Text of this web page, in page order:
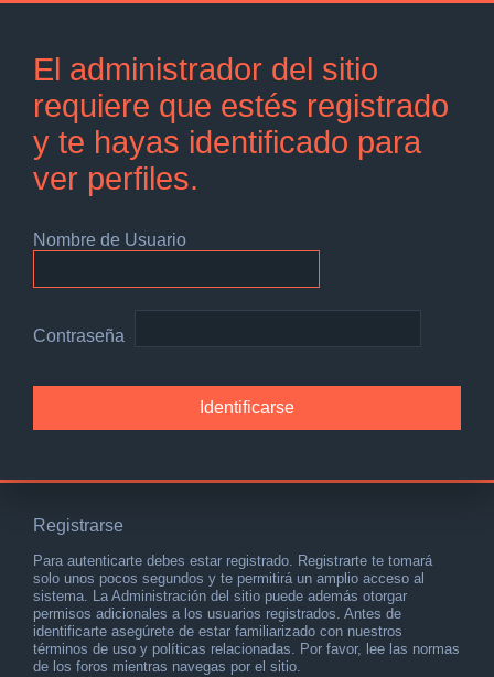
El administrador del sitio
requiere que estés registrado
y te hayas identificado para
ver perfiles.
Nombre de Usuario
Contraseña
Registrarse
Para autenticarte debes estar registrado. Registrarte te tomará
solo unos pocos segundos y te permitirá un amplio acceso al
sistema. La Administración del sitio puede además otorgar
permisos adicionales a los usuarios registrados. Antes de
identificarte asegúrete de estar familiarizado con nuestros
términos de uso y políticas relacionadas. Por favor, lee las normas
de los foros mientras navegas por el sitio.